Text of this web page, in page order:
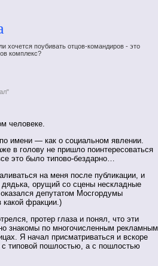
хочется поубивать отцов-командиров - это
комплекс?
человеке.
имени — как о социальном явлении.
в голову не пришло поинтересоваться
это было типово-бездарно…
на меня после публикации, и
орущий со сцены нескладные
оказался депутатом Мосгордумы
какой фракции.)
протер глаза и понял, что эти
знакомы по многочисленным рекламным
Я начал присматриваться и вскоре
типовой пошлостью, а с пошлостью